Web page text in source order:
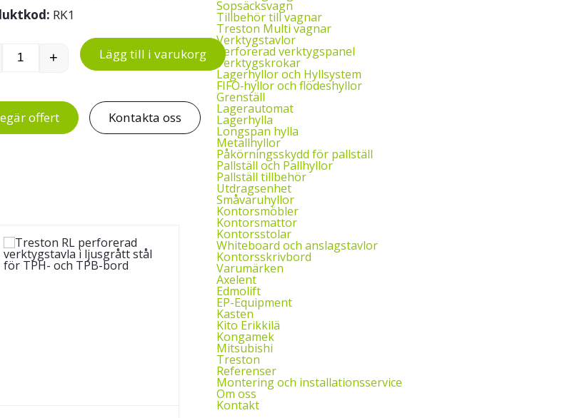
Sopsäcksvagn
Tillbehör till vagnar
Treston Multi vagnar
Verktygstavlor
Perforerad verktygspanel
Verktygskrokar
Lagerhyllor och Hyllsystem
FIFO‑hyllor och flödeshyllor
Grenställ
Lagerautomat
Lagerhylla
Longspan hylla
Metallhyllor
Påkörningsskydd för pallställ
Pallställ och Pallhyllor
Pallställ tillbehör
Utdragsenhet
Småvaruhyllor
Kontorsmöbler
Kontorsmattor
Kontorsstolar
Whiteboard och anslagstavlor
Kontorsskrivbord
Varumärken
Axelent
Edmolift
EP-Equipment
Kasten
Kito Erikkilä
Kongamek
Mitsubishi
Treston
Referenser
Montering och installationsservice
Om oss
Kontakt
RK1
Treston RK1-fästsats till TPH/TPB-bord mängd
+ Lägg till i varukorg
offert Kontakta oss